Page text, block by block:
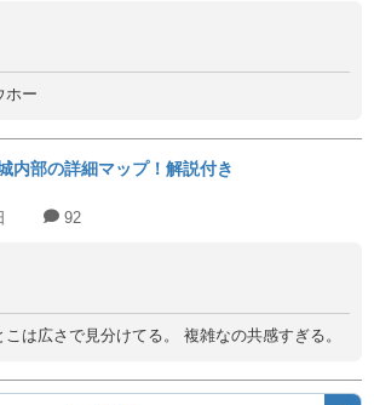
ホー
内部の詳細マップ！解説付き
92
は広さで見分けてる。 複雑なの共感すぎる。